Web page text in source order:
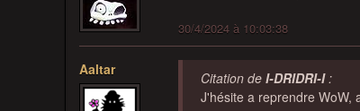
30/4/2024 à 10:03:38
Aaltar Citation de I-DRIDRI-I:
J'hésite a reprendre WoW,